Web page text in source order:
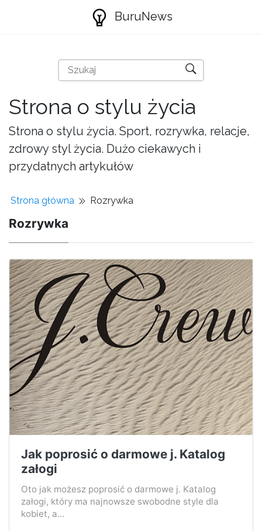
BuruNews
Strona o stylu życia
Strona o stylu życia. Sport, rozrywka, relacje,
zdrowy styl życia. Dużo ciekawych i
przydatnych artykułów
Strona główna Rozrywka
Rozrywka
Jak poprosić o darmowe j. Katalog
załogi
Oto jak możesz poprosić o darmowe j. Katalog
załogi, który ma najnowsze swobodne style dla
kobiet, a...